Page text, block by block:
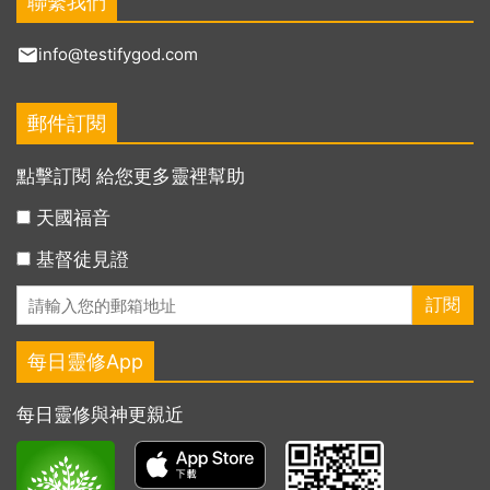
info@testifygod.com
郵件訂閱
點擊訂閱 給您更多靈裡幫助
天國福音
基督徒見證
每日靈修App
每日靈修與神更親近